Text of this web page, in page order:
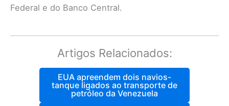
Federal e do Banco Central.
Artigos Relacionados:
EUA apreendem dois navios-
tanque ligados ao transporte de
petróleo da Venezuela